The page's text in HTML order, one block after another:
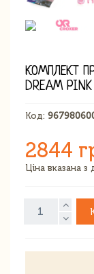
КОМПЛЕКТ
DREAM
Код:
2844
Ціна вказана